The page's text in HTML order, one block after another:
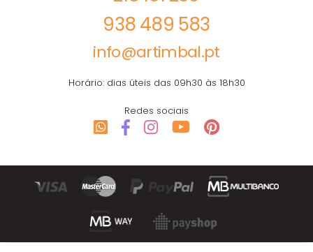
938 489 583
info@artimbal.pt
Horário: dias úteis das 09h30 às 18h30
Redes sociais